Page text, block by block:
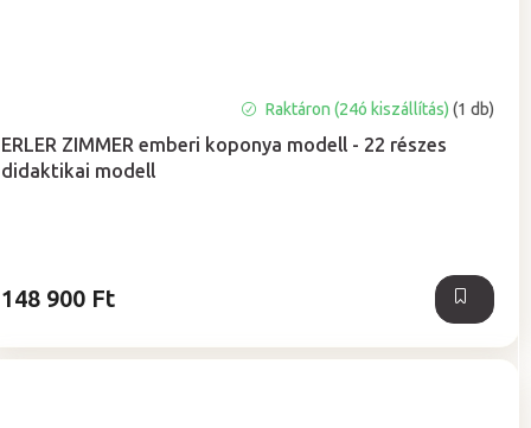
ERLER ZIMMER emberi koponya modell - 22 részes
didaktikai modell
átlagos
értékelése
Raktáron (24ó kiszállítás)(1 db)
148 900 Ft